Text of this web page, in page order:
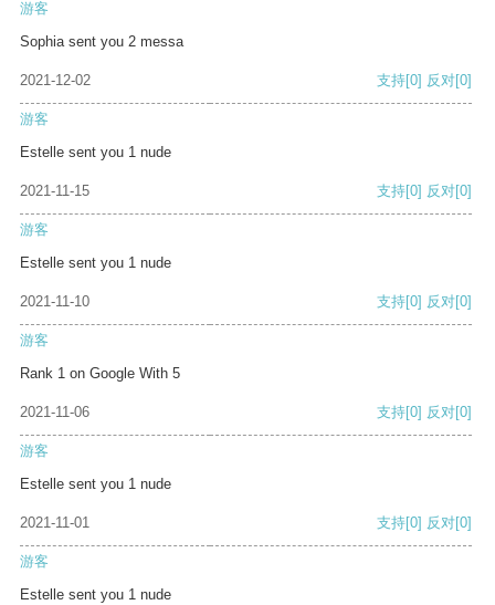
游客
Sophia sent you 2 messa
2021-12-02 支持[0] 反对[0]
游客
Estelle sent you 1 nude
2021-11-15 支持[0] 反对[0]
游客
Estelle sent you 1 nude
2021-11-10 支持[0] 反对[0]
游客
Rank 1 on Google With 5
2021-11-06 支持[0] 反对[0]
游客
Estelle sent you 1 nude
2021-11-01 支持[0] 反对[0]
游客
Estelle sent you 1 nude